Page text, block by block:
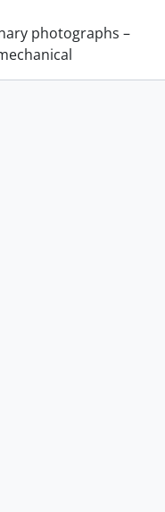
photographs –